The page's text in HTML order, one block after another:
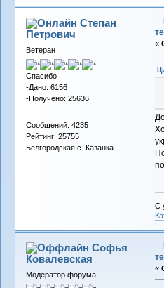
Степан
Петрович
Ветеран
Спасибо
-Дано: 6156
-Получено: 25636
Сообщений: 4235
Рейтинг: 25755
Белгородская с. Казанка
«
С
Софья
Ковалевская
Модератор форума
«